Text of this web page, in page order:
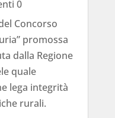
0
Concorso
promossa
dalla Regione
quale
lega integrità
rurali.